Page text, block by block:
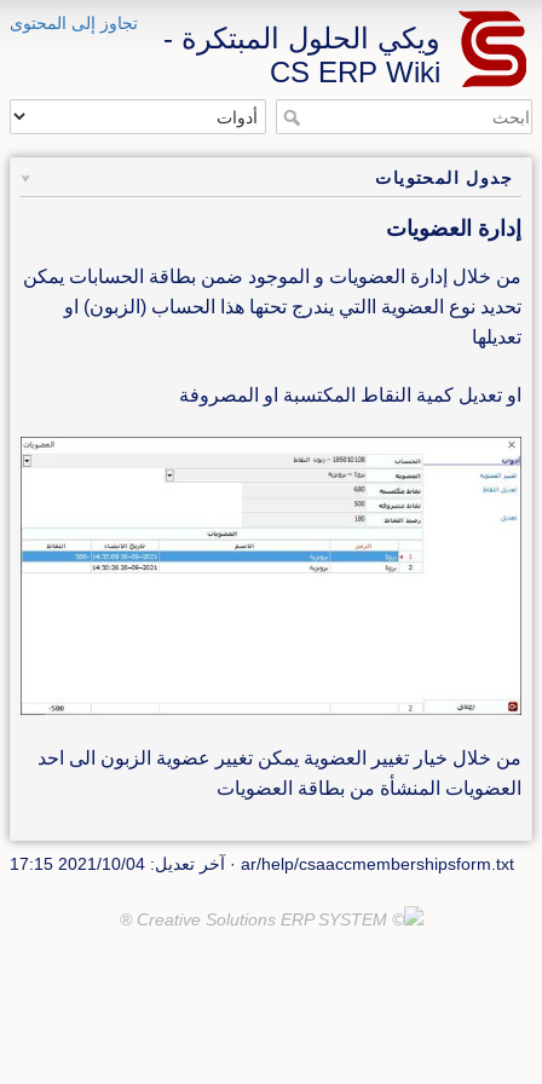
تجاوز إلى المحتوى
ويكي الحلول المبتكرة -
CS ERP Wiki
جدول المحتويات
إدارة العضويات
من خلال إدارة العضويات و الموجود ضمن بطاقة الحسابات يمكن
تحديد نوع العضوية االتي يندرج تحتها هذا الحساب (الزبون) او
تعديلها
او تعديل كمية النقاط المكتسبة او المصروفة
من خلال خيار تغيير العضوية يمكن تغيير عضوية الزبون الى احد
العضويات المنشأة من بطاقة العضويات
ar/help/csaaccmembershipsform.txt · آخر تعديل: 2021/10/04 17:15